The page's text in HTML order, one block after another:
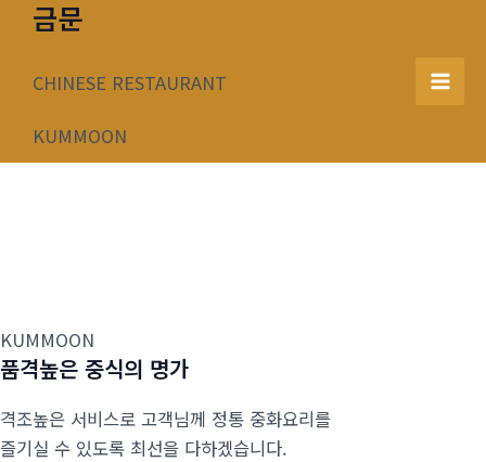
너
금문
CHINESE RESTAURANT
KUMMOON
Main
KUMMOON
품격높은 중식의 명가
격조높은 서비스로 고객님께 정통 중화요리를
즐기실 수 있도록 최선을 다하겠습니다.